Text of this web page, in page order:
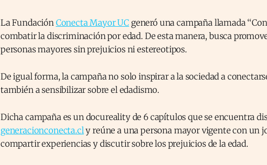
La FundaciónConecta Mayor UC generó una campaña llamada
combatir la discriminación por edad. De esta manera, busca
personas mayores sin prejuicios ni estereotipos.
De igual forma, la campaña no solo inspirar a la sociedad a
también a sensibilizar sobre el edadismo.
Dicha campaña es un docureality de 6 capítulos que se encuentra
generacionconecta.cly reúne a una persona mayor vigente con un
compartir experiencias y discutir sobre los prejuicios de la edad.